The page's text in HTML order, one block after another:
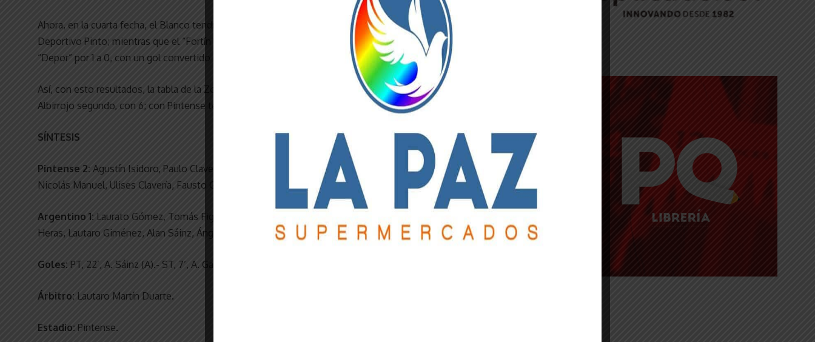
Ahora, en la cuarta fecha, el Blanco tendrá que medirse de visitante con su clásico adversario y puntero de la zona,
Deportivo Pinto; mientras que el “Fortín” recibirá a Rivadavia de Lincoln, que, esta tarde, fue vencido por el propio
“Depor” por 1 a 0, con un gol convertido por el delantero José María Irusta.
Así, con esto resultados, la tabla de la Zona 11 quedó con Deportivo Pinto posicionado primero, con 7 puntos; con el
Albirrojo segundo, con 6; con Pintense tercero, con 4; y con Argentino cuarto, sin unidades todavía.
SÍNTESIS
Pintense 2: Agustín Isidoro, Paulo Clavería, Samuel Barrera, Leandro Contreras, Alan Sarmiento, Milo Banegas,
Nicolás Manuel, Ulises Clavería, Fausto Guagnini, Sebastián Pajón y Agustín García.
Oscar Cufré.
Argentino 1: Laurato Gómez, Tomás Figueredo, Felipe Rodríguez, Diego Muñoz, Ángel Bayón, Gerónimo De Las
Heras, Lautaro Giménez, Alan Sáinz, Ángel Cárdenas, Jenaro Mango y Blas Lozano.
DT: Matías Cavalli.
Goles: PT, 22’, A. Sáinz (A).- ST, 7’, A. García (P); y 9’, S. Pajón (P).
Árbitro: Lautaro Martín Duarte.
Estadio: Pintense.